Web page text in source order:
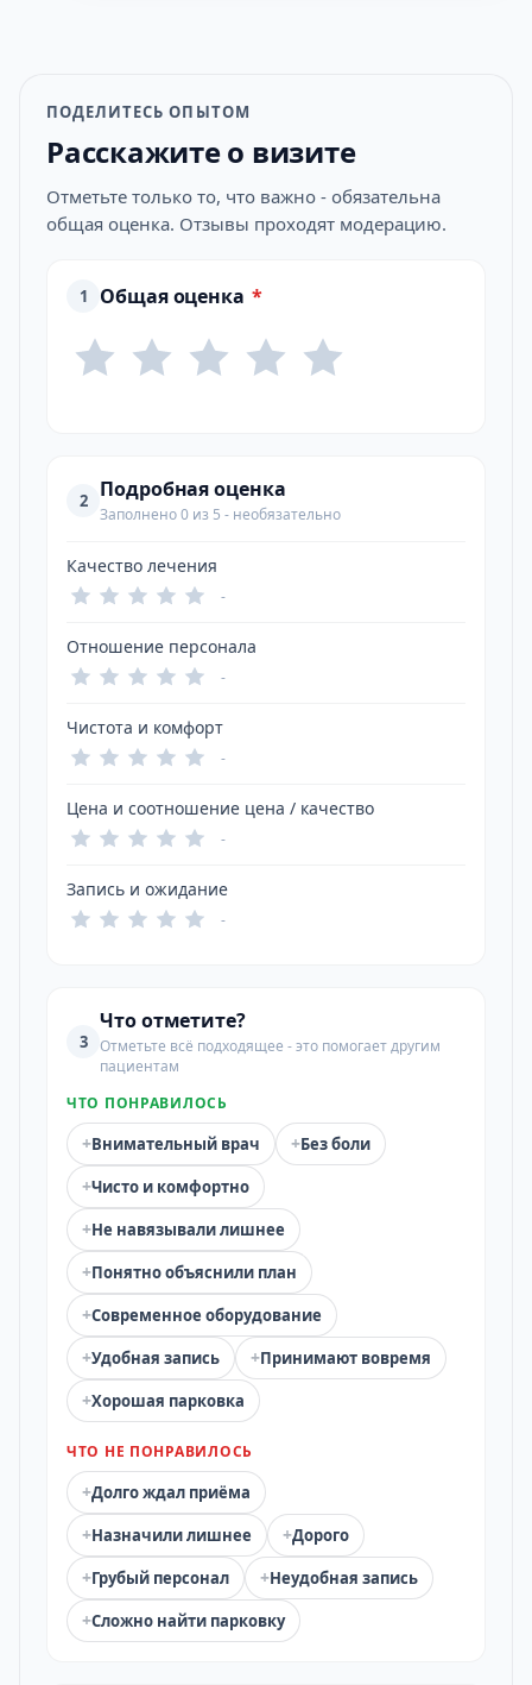
ПОДЕЛИТЕСЬ ОПЫТОМ
Расскажите о визите
Отметьте только то, что важно - обязательна
общая оценка. Отзывы проходят модерацию.
1 Общая оценка *
2 Подробная оценка
Заполнено 0 из 5 - необязательно
Качество лечения
-
Отношение персонала
-
Чистота и комфорт
-
Цена и соотношение цена / качество
-
Запись и ожидание
-
3
Что отметите?
Отметьте всё подходящее - это помогает другим
пациентам
ЧТО ПОНРАВИЛОСЬ
+Внимательный врач +Без боли
+Чисто и комфортно
+Не навязывали лишнее
+Понятно объяснили план
+Современное оборудование
+Удобная запись +Принимают вовремя
+Хорошая парковка
ЧТО НЕ ПОНРАВИЛОСЬ
+Долго ждал приёма
+Назначили лишнее +Дорого
+Грубый персонал +Неудобная запись
+Сложно найти парковку